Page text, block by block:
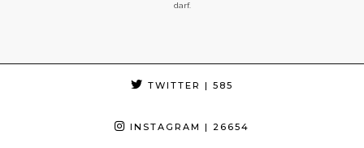
darf.
TWITTER | 585
INSTAGRAM | 26654